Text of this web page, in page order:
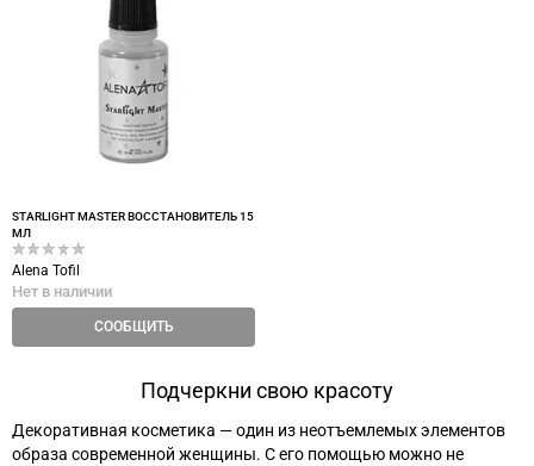
STARLIGHT MASTER ВОССТАНОВИТЕЛЬ 15
МЛ
Alena Tofil
Нет в наличии
СООБЩИТЬ
Подчеркни свою красоту
Декоративная косметика —один из неотъемлемых элементов
образа современной женщины. С его помощью можно не